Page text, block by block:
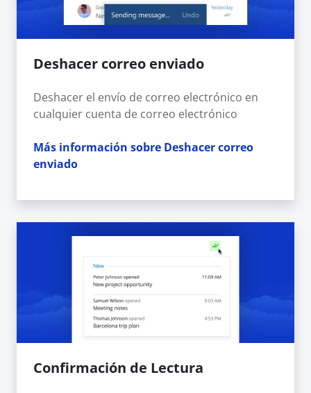
Deshacer correo enviado
Deshacer el envío de correo electrónico en
cualquier cuenta de correo electrónico
Más información sobre Deshacer correo
enviado
Confirmación de Lectura